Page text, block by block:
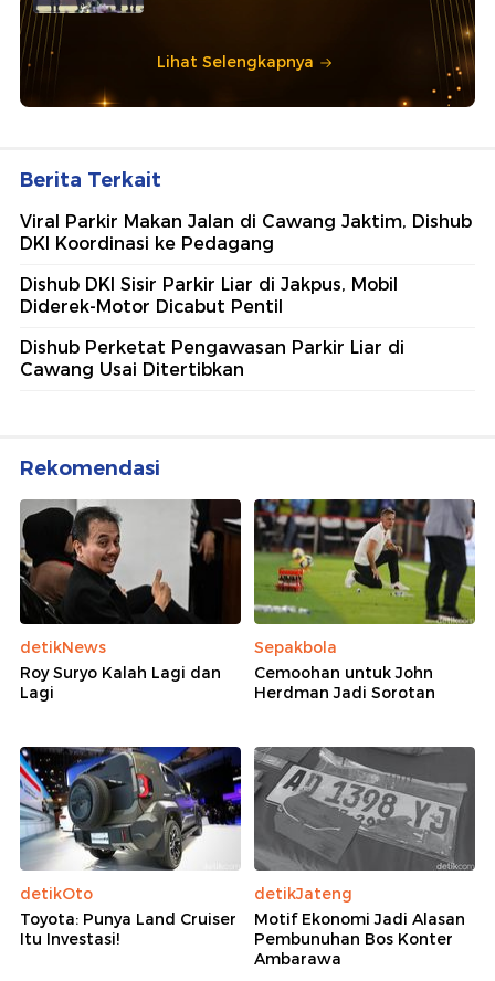
Lihat Selengkapnya
Berita Terkait
Viral Parkir Makan Jalan di Cawang Jaktim, Dishub
DKI Koordinasi ke Pedagang
Dishub DKI Sisir Parkir Liar di Jakpus, Mobil
Diderek-Motor Dicabut Pentil
Dishub Perketat Pengawasan Parkir Liar di
Cawang Usai Ditertibkan
Rekomendasi
detikNews
Roy Suryo Kalah Lagi dan
Lagi
Sepakbola
Cemoohan untuk John
Herdman Jadi Sorotan
detikOto
Toyota: Punya Land Cruiser
Itu Investasi!
detikJateng
Motif Ekonomi Jadi Alasan
Pembunuhan Bos Konter
Ambarawa